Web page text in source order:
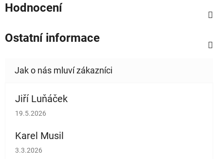
Hodnocení
Ostatní informace
Jiří Luňáček
Hodnocení obchodu je 5 z 5 hvězdiček.
19.5.2026
Karel Musil
Hodnocení obchodu je 5 z 5 hvězdiček.
3.3.2026